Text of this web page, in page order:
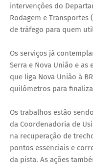
intervenções do
Rodagem e Transportes
de tráfego para quem
Os serviços já
Serra e Nova União e
que liga Nova União à
quilômetros para
Os trabalhos estão
da Coordenadoria de
na recuperação de
pontos essenciais e
da pista. As ações